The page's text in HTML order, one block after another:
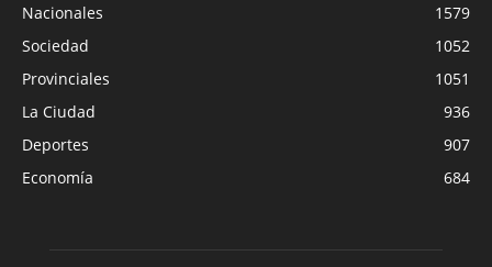
Nacionales
1579
Sociedad
1052
Provinciales
1051
La Ciudad
936
Deportes
907
Economía
684